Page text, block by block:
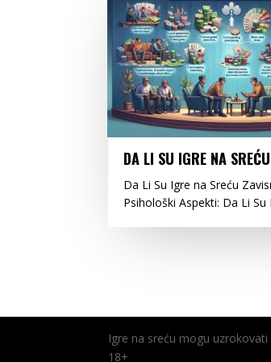
DA LI SU IGRE NA
Da Li Su Igre na Sreću
Psihološki Aspekti: Da Li Su
Igre na sreću mogu
18+